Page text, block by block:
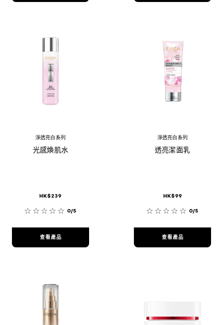
淨透亮白系列
光感煥肌水
HK$239
0/5
查看產品
淨透亮白系列
透亮潔面乳
HK$99
0/5
查看產品